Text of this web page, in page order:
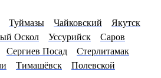
Туймазы Чайковский
Якутск
Оскол Уссурийск
Саров
Сергиев Посад
Стерлитамак
Тимашёвск
Полевской